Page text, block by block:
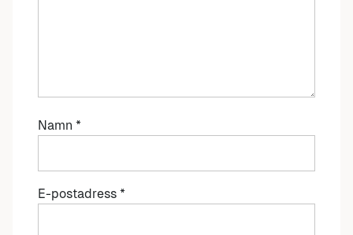
Namn *
E-postadress *